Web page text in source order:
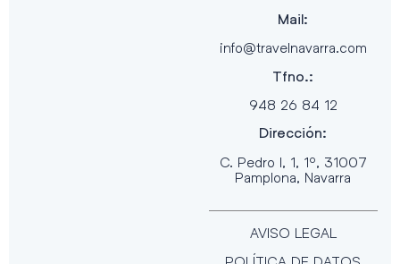
Mail:
info@travelnavarra.com
Tfno.:
948 26 84 12
Dirección:
C. Pedro I, 1, 1º, 31007
Pamplona, Navarra
AVISO LEGAL
POLÍTICA DE DATOS